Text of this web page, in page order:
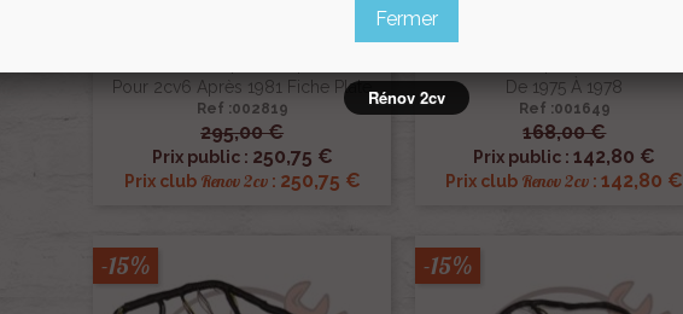
Pour 2cv6 Après 1981 Fiche Plate
Ref :002819
295,00 €
Prix public : 250,75 €
Prix club Renov 2cv: 250,75 €
 Aperçu rapide
De 1975 À 1978
Ref :001649
168,00 €
Prix public :142,80 €
Prix club Renov 2cv :142,80 €
 Aperçu rapide
-15% -15%
Fermer
Rénov 2cv